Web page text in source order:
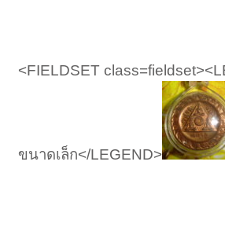
<FIELDSET
ขนาดเล็ก</LEGEND>